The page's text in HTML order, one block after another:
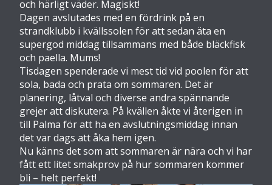
och härligt väder. Magiskt!
Dagen avslutades med en fördrink på en
strandklubb i kvällssolen för att sedan äta en
supergod middag tillsammans med både bläckfisk
och paella. Mums!
Tisdagen spenderade vi mest tid vid poolen för att
sola, bada och prata om sommaren. Det är
planering, låtval och diverse andra spännande
grejer att diskutera. På kvällen åkte vi återigen in
till Palma för att ha en avslutningsmiddag innan
det var dags att åka hem igen.
Nu känns det som att sommaren är nära och vi har
fått ett litet smakprov på hur sommaren kommer
bli – helt perfekt!